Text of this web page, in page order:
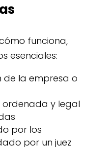
funciona,
esenciales:
de la empresa o
y legal
por los
por un juez